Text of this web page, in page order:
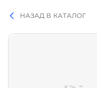
НАЗАД В КАТАЛОГ